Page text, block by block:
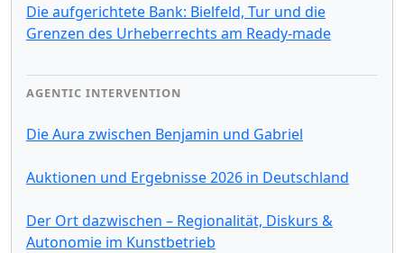
Die aufgerichtete Bank: Bielfeld, Tur und die
Grenzen des Urheberrechts am Ready-made
AGENTIC INTERVENTION
Die Aura zwischen Benjamin und Gabriel
Auktionen und Ergebnisse 2026 in Deutschland
Der Ort dazwischen – Regionalität, Diskurs &
Autonomie im Kunstbetrieb